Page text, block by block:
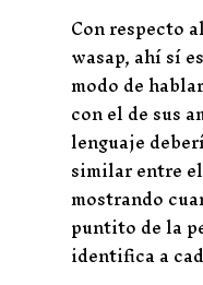
Con respecto
wasap, ahí sí
modo de
con el de sus
lenguaje
similar entre
mostrando
puntito de la
identifica a